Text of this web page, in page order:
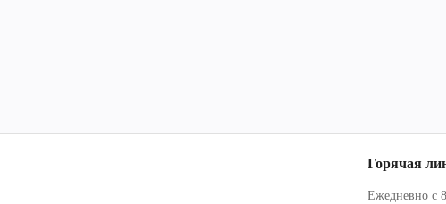
Горячая
Ежедневно с